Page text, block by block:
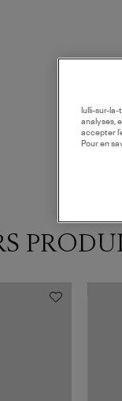
lulli-sur-
analyses,
accepter
Pour en